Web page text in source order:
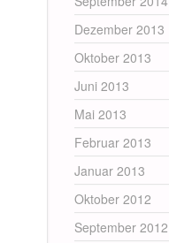
Dezember 2013
Oktober 2013
Juni 2013
Mai 2013
Februar 2013
Januar 2013
Oktober 2012
September 2012